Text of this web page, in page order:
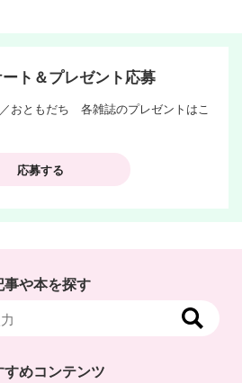
ト＆プレゼント応募
おともだち 各雑誌のプレゼントはこ
応募する
事や本を探す
すめコンテンツ